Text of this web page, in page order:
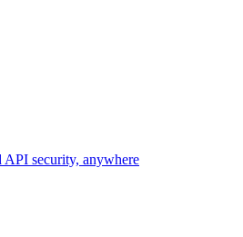
API security, anywhere